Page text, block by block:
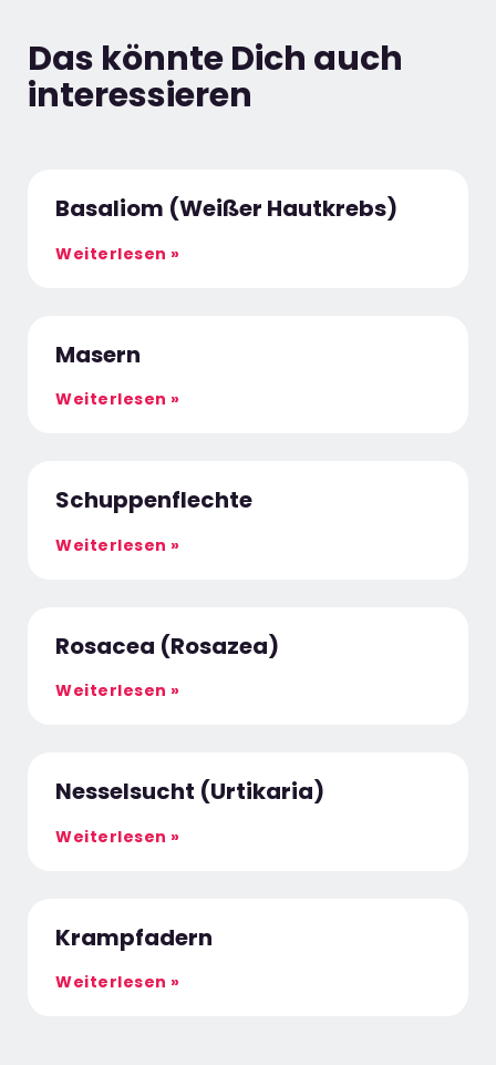
Das könnte Dich auch
interessieren
Basaliom (Weißer Hautkrebs)
Weiterlesen »
Masern
Weiterlesen »
Schuppenflechte
Weiterlesen »
Rosacea (Rosazea)
Weiterlesen »
Nesselsucht (Urtikaria)
Weiterlesen »
Krampfadern
Weiterlesen »